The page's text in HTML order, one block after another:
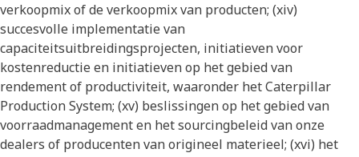
verkoopmix of de verkoopmix van producten; (xiv)
succesvolle implementatie van
capaciteitsuitbreidingsprojecten, initiatieven voor
kostenreductie en initiatieven op het gebied van
rendement of productiviteit, waaronder het Caterpillar
Production System; (xv) beslissingen op het gebied van
voorraadmanagement en het sourcingbeleid van onze
dealers of producenten van origineel materieel; (xvi) het